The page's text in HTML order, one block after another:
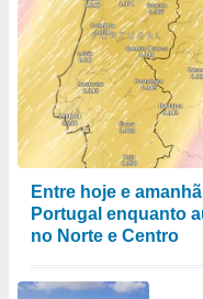
Entre hoje e
Portugal enquanto
no Norte e Centro